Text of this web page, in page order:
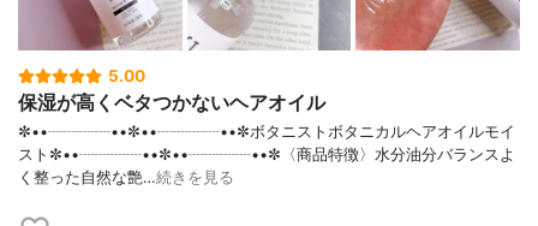
5.00
保湿が高くベタつかないヘアオイル
✼••┈┈┈┈••✼••┈┈┈┈••✼ボタニストボタニカルヘアオイルモイ
スト✼••┈┈┈┈••✼••┈┈┈┈••✼〈商品特徴〉水分油分バランスよ
く整った自然な艶…続きを見る